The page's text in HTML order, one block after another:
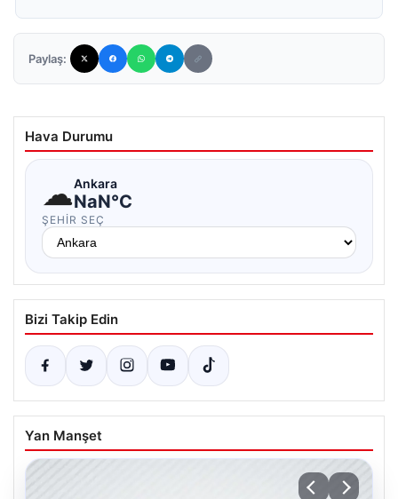
Paylaş:
Hava Durumu
☁Ankara
NaN°C
ŞEHIR SEÇ
Bizi Takip Edin
Yan Manşet